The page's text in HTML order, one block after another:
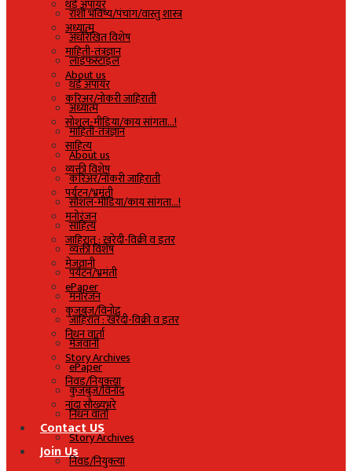
थर्ड अंपायर
अध्यात्म
माहिती-तंत्रज्ञान
About us
करिअर/नोकरी जाहिराती
सोशल-मीडिया/काय सांगता…!
साहित्य
व्यक्ती विशेष
पर्यटन/भ्रमंती
मनोरंजन
जाहिरात : खरेदी-विक्री व इतर
मेजवानी
ePaper
कुजबुज/विनोद
निधन वार्ता
Story Archives
निवड/नियुक्त्या
नांदा सौख्यभरे
Contact US
Join Us
राशी भविष्य/पंचांग/वास्तु शास्त्र
अधोरेखित विशेष
लाइफस्टाइल
थर्ड अंपायर
अध्यात्म
माहिती-तंत्रज्ञान
About us
करिअर/नोकरी जाहिराती
सोशल-मीडिया/काय सांगता…!
साहित्य
व्यक्ती विशेष
पर्यटन/भ्रमंती
मनोरंजन
जाहिरात : खरेदी-विक्री व इतर
मेजवानी
ePaper
कुजबुज/विनोद
निधन वार्ता
Story Archives
निवड/नियुक्त्या